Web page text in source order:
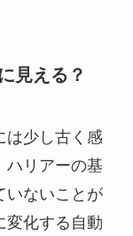
見える？
は少し古く感
ハリアーの基
いないことが
変化する自動